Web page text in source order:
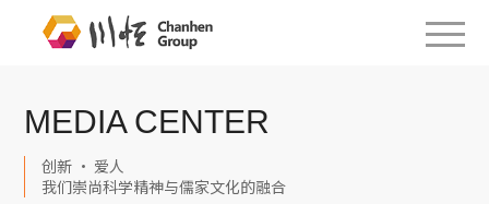
MEDIA CENTER
创新 · 爱人
我们崇尚科学精神与儒家文化的融合